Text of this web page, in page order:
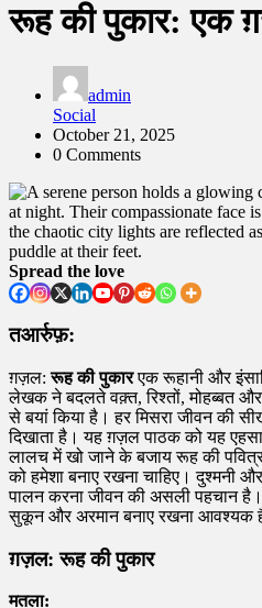
रूह की पुकार: एक
admin
Social
October 21, 2025
0 Comments
Spread the love
तआर्रुफ़:
ग़ज़ल:रूह की पुकारएक रूहानी और
लेखक ने बदलते वक़्त, रिश्तों, मोहब्बत
से बयां किया है। हर मिसरा जीवन की
दिखाता है। यह ग़ज़ल पाठक को यह
लालच में खो जाने के बजाय रूह की
को हमेशा बनाए रखना चाहिए। दुश्मनी
पालन करना जीवन की असली पहचान
सुकून और अरमान बनाए रखना आवश्यक
ग़ज़ल: रूह की पुकार
मतला: